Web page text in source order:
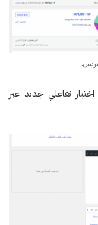
تفاعلي جديد عبر